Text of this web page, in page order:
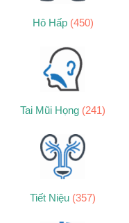
Hô Hấp (450)
Tai Mũi Họng (241)
Tiết Niệu (357)